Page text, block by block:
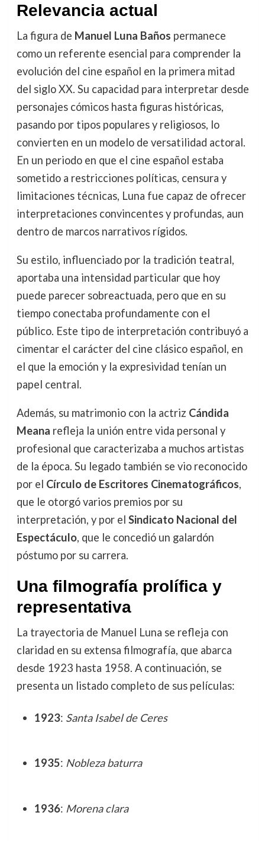
Relevancia actual
La figura de Manuel Luna Baños permanece
como un referente esencial para comprender la
evolución del cine español en la primera mitad
del siglo XX. Su capacidad para interpretar desde
personajes cómicos hasta figuras históricas,
pasando por tipos populares y religiosos, lo
convierten en un modelo de versatilidad actoral.
En un periodo en que el cine español estaba
sometido a restricciones políticas, censura y
limitaciones técnicas, Luna fue capaz de ofrecer
interpretaciones convincentes y profundas, aun
dentro de marcos narrativos rígidos.
Su estilo, influenciado por la tradición teatral,
aportaba una intensidad particular que hoy
puede parecer sobreactuada, pero que en su
tiempo conectaba profundamente con el
público. Este tipo de interpretación contribuyó a
cimentar el carácter del cine clásico español, en
el que la emoción y la expresividad tenían un
papel central.
Además, su matrimonio con la actriz Cándida
Meana refleja la unión entre vida personal y
profesional que caracterizaba a muchos artistas
de la época. Su legado también se vio reconocido
por el Círculo de Escritores Cinematográficos,
que le otorgó varios premios por su
interpretación, y por el Sindicato Nacional del
Espectáculo, que le concedió un galardón
póstumo por su carrera.
Una filmografía prolífica y
representativa
La trayectoria de Manuel Luna se refleja con
claridad en su extensa filmografía, que abarca
desde 1923 hasta 1958. A continuación, se
presenta un listado completo de sus películas:
1923: Santa Isabel de Ceres
1935: Nobleza baturra
1936: Morena clara